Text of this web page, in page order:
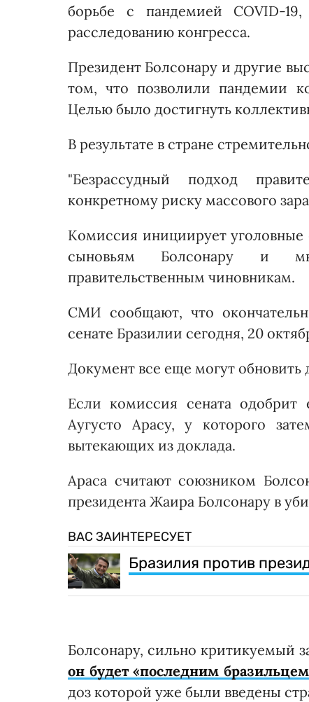
борьбе с пандемией COVID-
расследованию конгресса.
Президент Болсонару и другие
том, что позволили пандемии
Целью было достигнуть
В результате в стране
"Безрассудный подход
конкретному риску массового
Комиссия инициирует
сыновьям Болсонару и
правительственным чиновникам.
СМИ сообщают, что
сенате Бразилии сегодня, 20
Документ все еще могут
Если комиссия сената одобрит
Аугусто Арасу, у которого
вытекающих из доклада.
Араса считают союзником
президента Жаира Болсонару в
ВАС ЗАИНТЕРЕСУЕТ
Бразилия против
Болсонару, сильно критикуемый
он будет «последним
доз которой уже были введены